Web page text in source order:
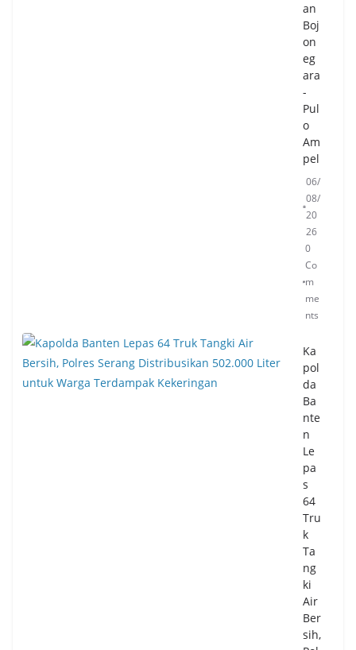
an
Boj
on
eg
ara
-
Pul
o
Am
pel
06/
08/
20
26
0
Co
m
me
nts
Ka
pol
da
Ba
nte
n
Le
pa
s
64
Tru
k
Ta
ng
ki
Air
Ber
sih,